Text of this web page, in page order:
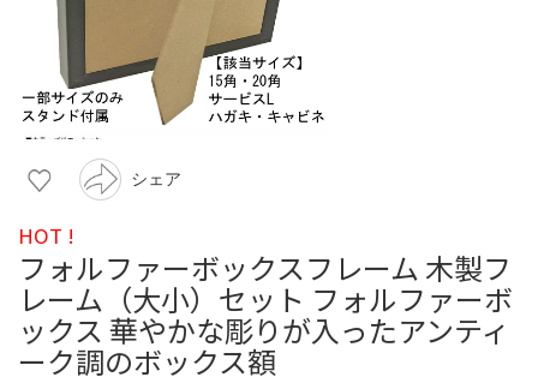
シェア
HOT !
フォルファーボックスフレーム 木製フ
レーム（大小）セット フォルファーボ
ックス 華やかな彫りが入ったアンティ
ーク調のボックス額